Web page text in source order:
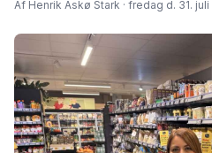
Af Henrik Askø Stark · fredag d. 31.